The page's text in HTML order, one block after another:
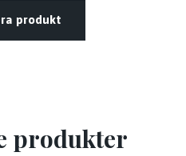
produkt
produkter